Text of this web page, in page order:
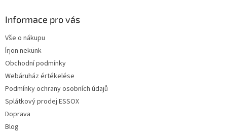
Informace pro vás
Vše o nákupu
Írjon nekünk
Obchodní podmínky
Webáruház értékelése
Podmínky ochrany osobních údajů
Splátkový prodej ESSOX
Doprava
Blog